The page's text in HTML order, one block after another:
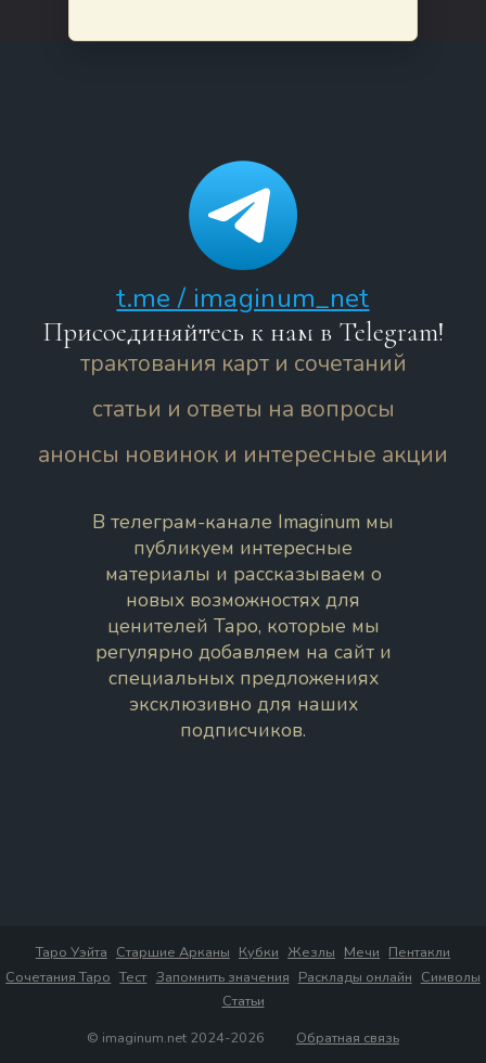
t.me / imaginum_net
Присоединяйтесь к нам в Telegram!
трактования карт и сочетаний
статьи и ответы на вопросы
анонсы новинок и интересные акции
В телеграм-канале Imaginum мы
публикуем интересные
материалы и рассказываем о
новых возможностях для
ценителей Таро, которые мы
регулярно добавляем на сайт и
специальных предложениях
эксклюзивно для наших
подписчиков.
Таро Уэйта Старшие Арканы Кубки Жезлы Мечи Пентакли
Сочетания Таро Тест Запомнить значения Расклады онлайн Символы
Статьи
© imaginum.net 2024-2026
Обратная связь